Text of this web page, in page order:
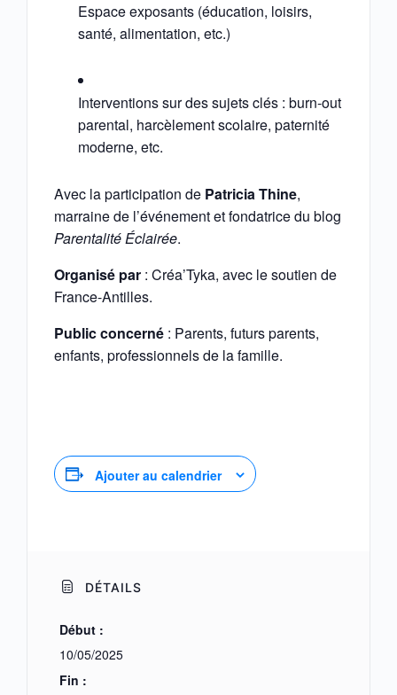
Espace exposants (éducation, loisirs,
santé, alimentation, etc.)
Interventions sur des sujets clés : burn-out
parental, harcèlement scolaire, paternité
moderne, etc.
Avec la participation de Patricia Thine,
marraine de l’événement et fondatrice du blog
Parentalité Éclairée.
Organisé par : Créa’Tyka, avec le soutien de
France-Antilles.
Public concerné : Parents, futurs parents,
enfants, professionnels de la famille.
Ajouter au calendrier
DÉTAILS
Début :
10/05/2025
Fin :